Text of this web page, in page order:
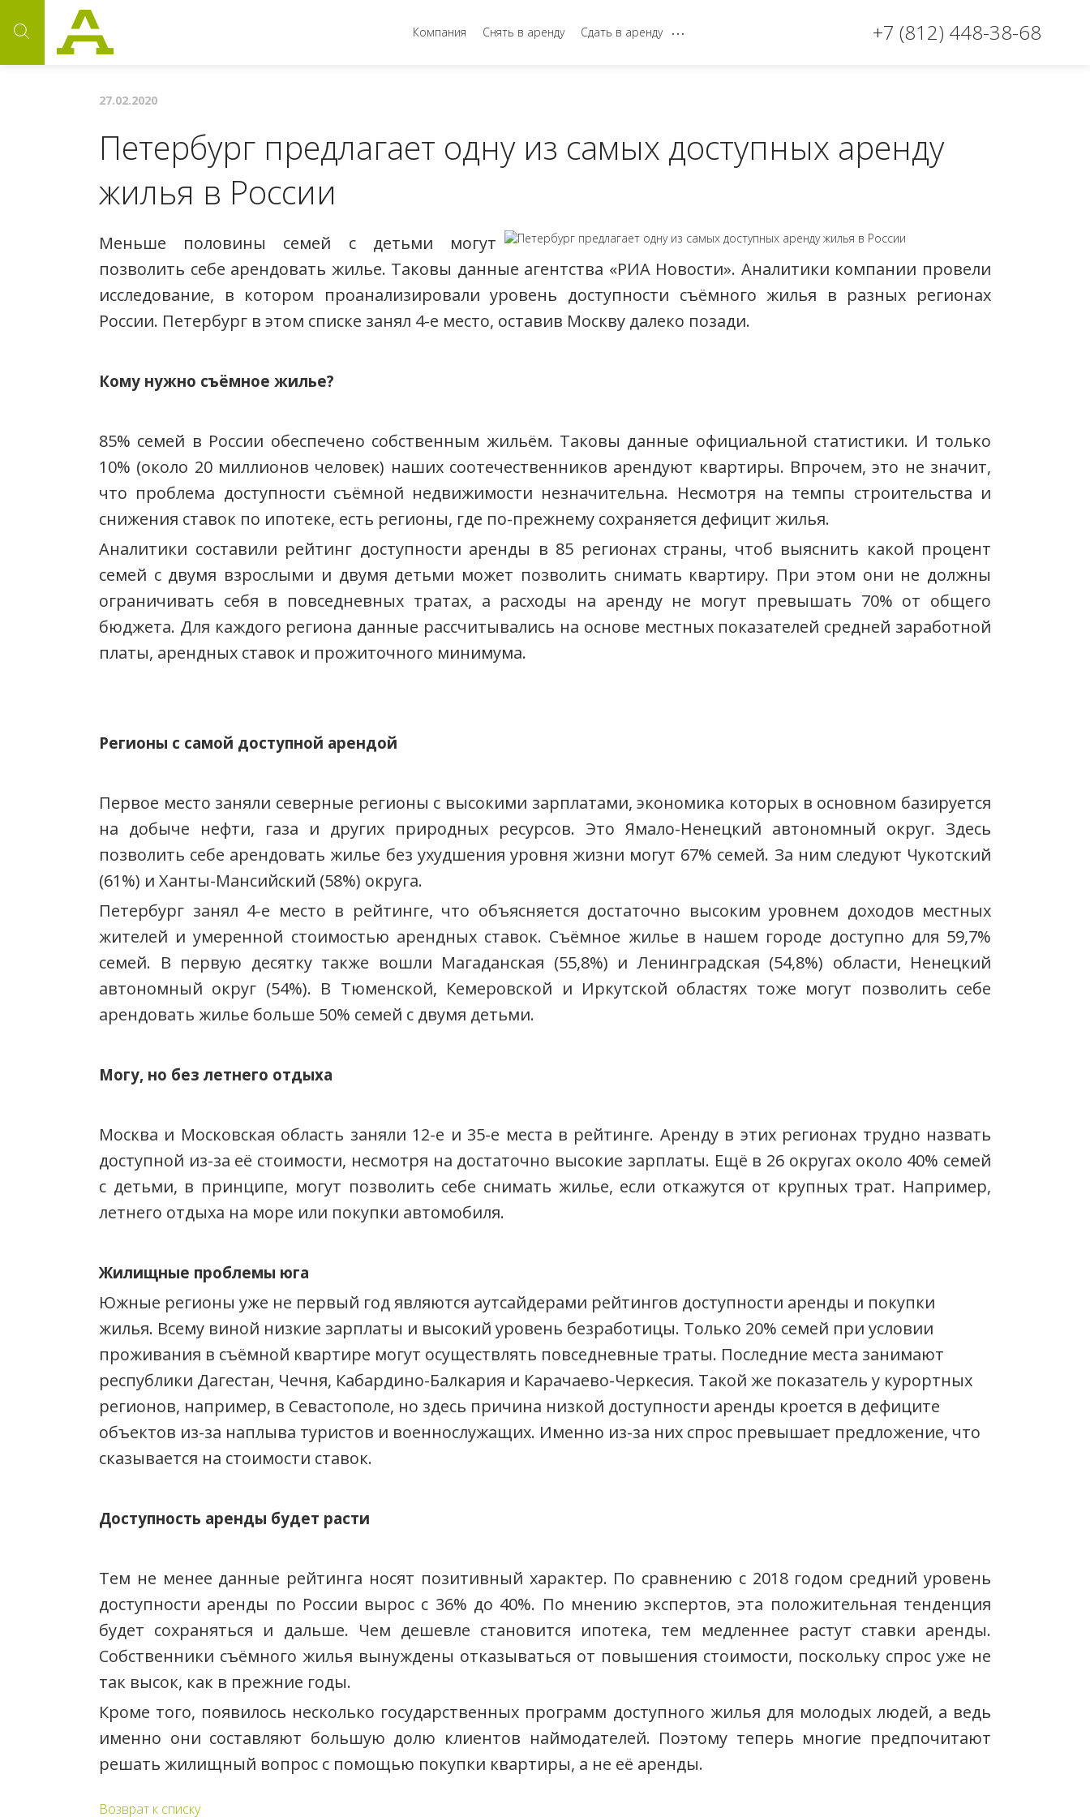
Компания Снять в аренду Сдать в аренду ... +7 (812) 448-38-68
27.02.2020
Петербург предлагает одну из самых доступных аренду
жилья в России
Меньше половины семей с детьми могут
позволить себе арендовать жилье. Таковы данные агентства «РИА Новости». Аналитики компании провели
исследование, в котором проанализировали уровень доступности съёмного жилья в разных регионах
России. Петербург в этом списке занял 4-е место, оставив Москву далеко позади.
Кому нужно съёмное жилье?
85% семей в России обеспечено собственным жильём. Таковы данные официальной статистики. И только
10% (около 20 миллионов человек) наших соотечественников арендуют квартиры. Впрочем, это не значит,
что проблема доступности съёмной недвижимости незначительна. Несмотря на темпы строительства и
снижения ставок по ипотеке, есть регионы, где по-прежнему сохраняется дефицит жилья.
Аналитики составили рейтинг доступности аренды в 85 регионах страны, чтоб выяснить какой процент
семей с двумя взрослыми и двумя детьми может позволить снимать квартиру. При этом они не должны
ограничивать себя в повседневных тратах, а расходы на аренду не могут превышать 70% от общего
бюджета. Для каждого региона данные рассчитывались на основе местных показателей средней заработной
платы, арендных ставок и прожиточного минимума.
Регионы с самой доступной арендой
Первое место заняли северные регионы с высокими зарплатами, экономика которых в основном базируется
на добыче нефти, газа и других природных ресурсов. Это Ямало-Ненецкий автономный округ. Здесь
позволить себе арендовать жилье без ухудшения уровня жизни могут 67% семей. За ним следуют Чукотский
(61%) и Ханты-Мансийский (58%) округа.
Петербург занял 4-е место в рейтинге, что объясняется достаточно высоким уровнем доходов местных
жителей и умеренной стоимостью арендных ставок. Съёмное жилье в нашем городе доступно для 59,7%
семей. В первую десятку также вошли Магаданская (55,8%) и Ленинградская (54,8%) области, Ненецкий
автономный округ (54%). В Тюменской, Кемеровской и Иркутской областях тоже могут позволить себе
арендовать жилье больше 50% семей с двумя детьми.
Могу, но без летнего отдыха
Москва и Московская область заняли 12-е и 35-е места в рейтинге. Аренду в этих регионах трудно назвать
доступной из-за её стоимости, несмотря на достаточно высокие зарплаты. Ещё в 26 округах около 40% семей
с детьми, в принципе, могут позволить себе снимать жилье, если откажутся от крупных трат. Например,
летнего отдыха на море или покупки автомобиля.
Жилищные проблемы юга
Южные регионы уже не первый год являются аутсайдерами рейтингов доступности аренды и покупки
жилья. Всему виной низкие зарплаты и высокий уровень безработицы. Только 20% семей при условии
проживания в съёмной квартире могут осуществлять повседневные траты. Последние места занимают
республики Дагестан, Чечня, Кабардино-Балкария и Карачаево-Черкесия. Такой же показатель у курортных
регионов, например, в Севастополе, но здесь причина низкой доступности аренды кроется в дефиците
объектов из-за наплыва туристов и военнослужащих. Именно из-за них спрос превышает предложение, что
сказывается на стоимости ставок.
Доступность аренды будет расти
Тем не менее данные рейтинга носят позитивный характер. По сравнению с 2018 годом средний уровень
доступности аренды по России вырос с 36% до 40%. По мнению экспертов, эта положительная тенденция
будет сохраняться и дальше. Чем дешевле становится ипотека, тем медленнее растут ставки аренды.
Собственники съёмного жилья вынуждены отказываться от повышения стоимости, поскольку спрос уже не
так высок, как в прежние годы.
Кроме того, появилось несколько государственных программ доступного жилья для молодых людей, а ведь
именно они составляют большую долю клиентов наймодателей. Поэтому теперь многие предпочитают
решать жилищный вопрос с помощью покупки квартиры, а не её аренды.
Возврат к списку